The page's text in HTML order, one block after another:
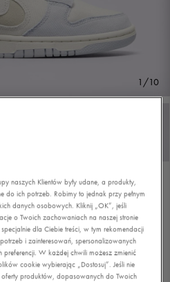
1/10
przed obniżką)
naszych Klientów były udane, a produkty,
ich potrzeb. Robimy to jednak przy pełnym
danych osobowych. Kliknij „OK”, jeśli
o Twoich zachowaniach na naszej stronie
dla Ciebie treści, w tym rekomendacji
i zainteresowań, spersonalizowanych
W każdej chwili możesz zmienić
cookie wybierając „Dostosuj”. Jeśli nie
produktów, dopasowanych do Twoich